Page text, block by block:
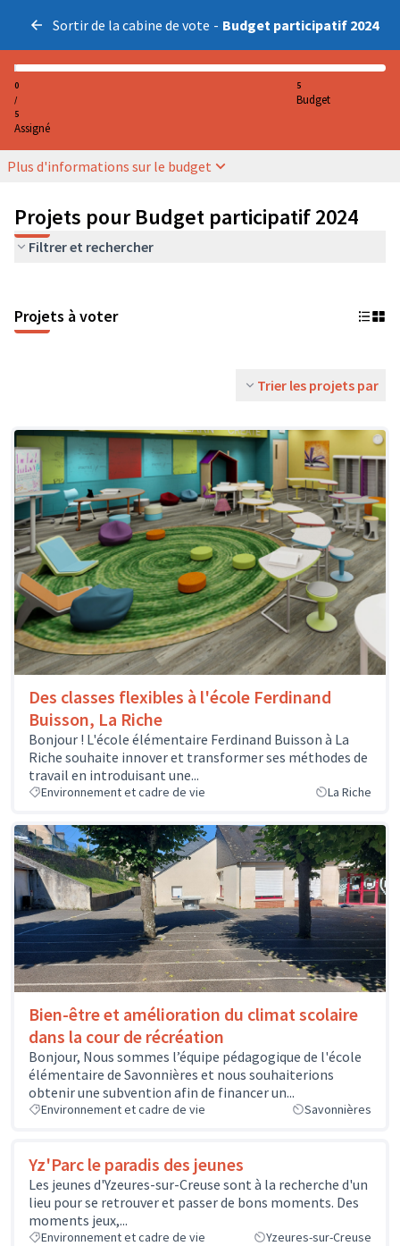
Sortir de la cabine de vote - Budget participatif 2024
0
/
5
Assigné
5
Budget
Plus d'informations sur le budget
Projets pour Budget participatif 2024
Filtrer et rechercher
Projets à voter
Trier les projets par
Des classes flexibles à l'école Ferdinand
Buisson, La Riche
Bonjour ! L'école élémentaire Ferdinand Buisson à La
Riche souhaite innover et transformer ses méthodes de
travail en introduisant une...
Environnement et cadre de vie La Riche
Bien-être et amélioration du climat scolaire
dans la cour de récréation
Bonjour, Nous sommes l’équipe pédagogique de l'école
élémentaire de Savonnières et nous souhaiterions
obtenir une subvention afin de financer un...
Environnement et cadre de vie Savonnières
Yz'Parc le paradis des jeunes
Les jeunes d'Yzeures-sur-Creuse sont à la recherche d'un
lieu pour se retrouver et passer de bons moments. Des
moments jeux,...
Environnement et cadre de vie Yzeures-sur-Creuse